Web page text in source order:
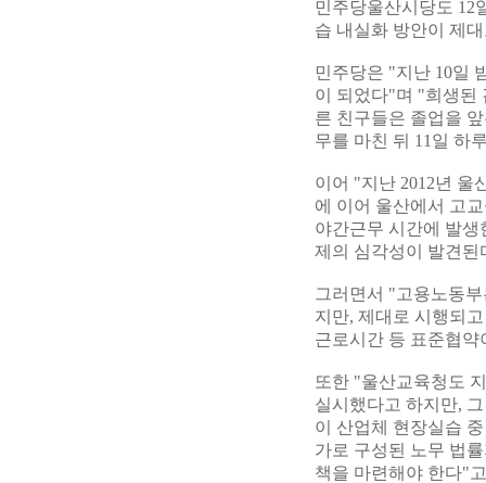
민주당울산시당도 12
습 내실화 방안이 제
민주당은 "지난 10일
이 되었다"며 "희생된
른 친구들은 졸업을
무를 마친 뒤 11일 하
이어 "지난 2012년 울
에 이어 울산에서 고
야간근무 시간에 발
제의 심각성이 발견된
그러면서 "고용노동
지만, 제대로 시행되
근로시간 등 표준협
또한 "울산교육청도
실시했다고 하지만,
이 산업체 현장실습
가로 구성된 노무 법
책을 마련해야 한다"